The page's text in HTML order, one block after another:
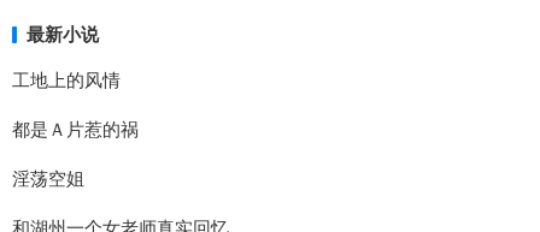
最新小说
工地上的风情
都是Ａ片惹的祸
淫荡空姐
和湖州一个女老师真实回忆